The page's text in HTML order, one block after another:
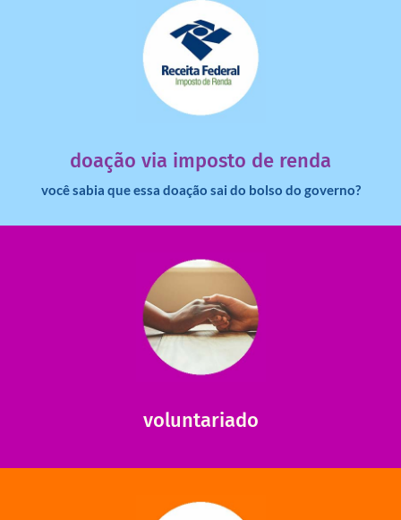
doação via imposto de renda
você sabia que essa doação sai do bolso do governo?
dinheiro deixa de ir para o governo?
saiba mais
voluntariado
ajudar com certos assuntos. Entre em contato conosco e
saiba como nos ajudar.
saiba mais